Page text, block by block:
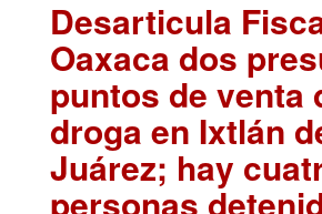
Desarticula
Oaxaca dos
puntos de venta
droga en Ixtlán
Juárez; hay
personas